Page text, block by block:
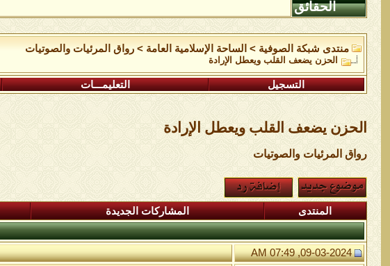
الحقائق
منتدى شبكة الصوفية > الساحة اﻹسلامية العامة >رواق المرئيات والصوتيات
الحزن يضعف القلب ويعطل الإرادة
التسجيل التعليمـــات
الحزن يضعف القلب ويعطل الإرادة
رواق المرئيات والصوتيات
المنتدى المشاركات الجديدة
09-03-2024, 07:49 AM